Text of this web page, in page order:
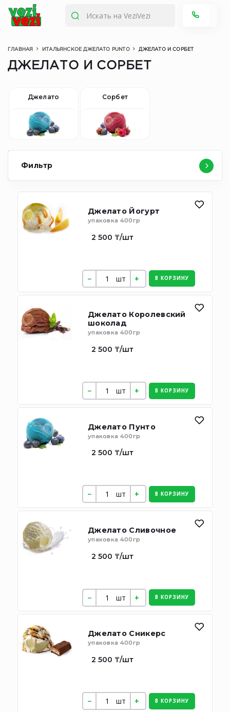
ГЛАВНАЯ ИТАЛЬЯНСКОЕ ДЖЕЛАТО PUNTO ДЖЕЛАТО И СОРБЕТ
ДЖЕЛАТО И СОРБЕТ
Джелато Сорбет
Фильтр
Джелато Йогурт
упаковка 400гр
2 500 ₸/шт
шт В КОРЗИНУ
Джелато Королевский
шоколад
упаковка 400гр
2 500 ₸/шт
шт В КОРЗИНУ
Джелато Пунто
упаковка 400гр
2 500 ₸/шт
шт В КОРЗИНУ
Джелато Сливочное
упаковка 400гр
2 500 ₸/шт
шт В КОРЗИНУ
Джелато Сникерс
упаковка 400гр
2 500 ₸/шт
шт В КОРЗИНУ